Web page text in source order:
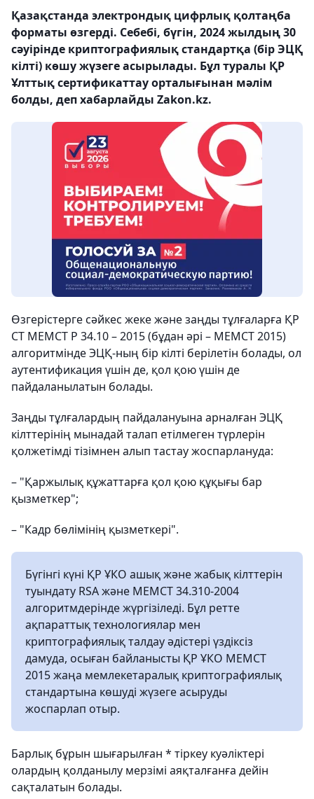
Қазақстанда электрондық цифрлық қолтаңба
форматы өзгерді. Себебі, бүгін, 2024 жылдың 30
сәуірінде криптографиялық стандартқа (бір ЭЦҚ
кілті) көшу жүзеге асырылады. Бұл туралы ҚР
Ұлттық сертификаттау орталығынан мәлім
болды, деп хабарлайды Zakon.kz.
Өзгерістерге сәйкес жеке және заңды тұлғаларға ҚР
СТ МЕМСТ Р 34.10 – 2015 (бұдан әрі – МЕМСТ 2015)
алгоритмінде ЭЦҚ-ның бір кілті берілетін болады, ол
аутентификация үшін де, қол қою үшін де
пайдаланылатын болады.
Заңды тұлғалардың пайдалануына арналған ЭЦҚ
кілттерінің мынадай талап етілмеген түрлерін
қолжетімді тізімнен алып тастау жоспарлануда:
– "Қаржылық құжаттарға қол қою құқығы бар
қызметкер";
– "Кадр бөлімінің қызметкері".
Бүгінгі күні ҚР ҰКО ашық және жабық кілттерін
туындату RSA және МЕМСТ 34.310-2004
алгоритмдерінде жүргізіледі. Бұл ретте
ақпараттық технологиялар мен
криптографиялық талдау әдістері үздіксіз
дамуда, осыған байланысты ҚР ҰКО МЕМСТ
2015 жаңа мемлекетаралық криптографиялық
стандартына көшуді жүзеге асыруды
жоспарлап отыр.
Барлық бұрын шығарылған * тіркеу куәліктері
олардың қолданылу мерзімі аяқталғанға дейін
сақталатын болады.